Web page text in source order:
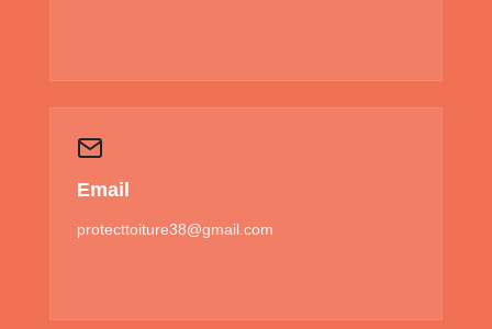
Email
protecttoiture38@gmail.com